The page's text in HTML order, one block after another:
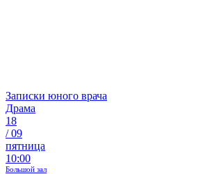
Записки юного врача
Драма
18
/09
пятница
10:00
Большой зал